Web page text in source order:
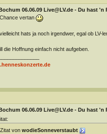
06.06.09 Live@LV.de - Du hast
vertan
hats ja noch irgendwer, egal ob LV-
die Hoffnung einfach nicht aufgeben.
06.06.09 Live@LV.de - Du hast
Zitat von wodieSonneverstaubt